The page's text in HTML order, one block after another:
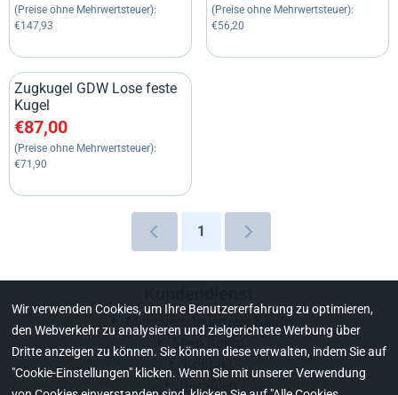
(Preise ohne Mehrwertsteuer):
€147,93
(Preise ohne Mehrwertsteuer):
€56,20
Zugkugel GDW Lose feste
Kugel
Preis: 87,00, ohne MwSt.: 71,90
€87,00
(Preise ohne Mehrwertsteuer):
€71,90
1
Mehrwertsteuerfreie Käufe
Mein Konto
Kontakt
Bezahlen
Wir verwenden Cookies, um Ihre Benutzererfahrung zu optimieren,
den Webverkehr zu analysieren und zielgerichtete Werbung über
Dritte anzeigen zu können. Sie können diese verwalten, indem Sie auf
"Cookie-Einstellungen" klicken. Wenn Sie mit unserer Verwendung